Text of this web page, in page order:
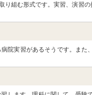
り組む形式です。実習、演習
院実習があるそうです。また